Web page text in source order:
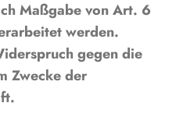
Maßgabe von Art. 6
werden.
gegen die
Zwecke der